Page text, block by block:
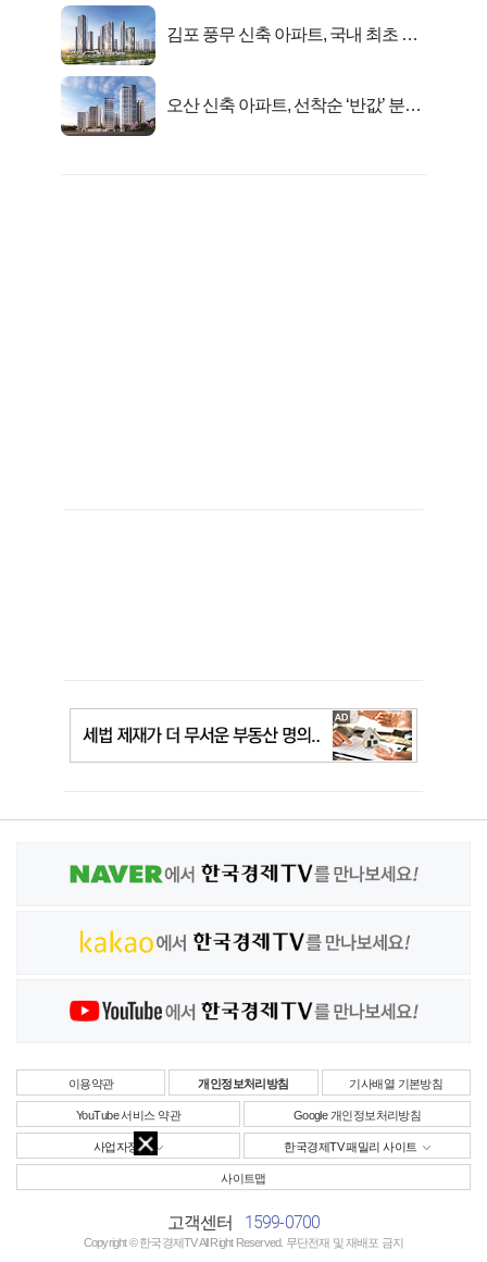
김포 풍무 신축 아파트, 국내 최초 반
오산 신축 아파트, 선착순 ‘반값’ 분양
이용약관 개인정보처리방침 기사배열 기본방침
YouTube 서비스 약관 Google 개인정보처리방침
사업자정보 한국경제TV 패밀리 사이트
사이트맵
고객센터 1599-0700
Copyright © 한국경제TV All Right Reserved. 무단전재 및 재배포 금지